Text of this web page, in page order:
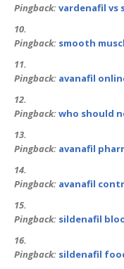
Pingback:vardenafil vs
Pingback: smooth
Pingback: avanafil
Pingback:who should
Pingback: avanafil
Pingback: avanafil
Pingback: sildenafil
Pingback: sildenafil